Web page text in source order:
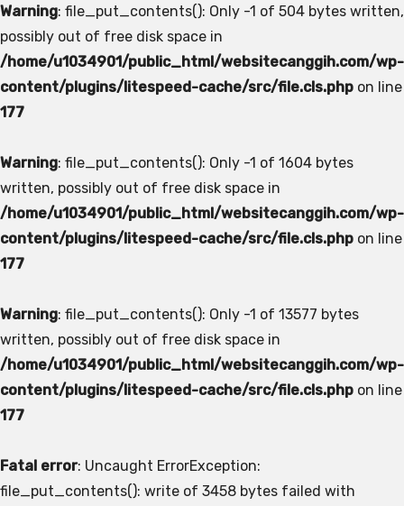
Warning: file_put_contents(): Only -1 of 504 bytes written,
possibly out of free disk space in
/home/u1034901/public_html/websitecanggih.com/wp-
content/plugins/litespeed-cache/src/file.cls.php on line
177
Warning: file_put_contents(): Only -1 of 1604 bytes
written, possibly out of free disk space in
/home/u1034901/public_html/websitecanggih.com/wp-
content/plugins/litespeed-cache/src/file.cls.php on line
177
Warning: file_put_contents(): Only -1 of 13577 bytes
written, possibly out of free disk space in
/home/u1034901/public_html/websitecanggih.com/wp-
content/plugins/litespeed-cache/src/file.cls.php on line
177
Fatal error: Uncaught ErrorException:
file_put_contents(): write of 3458 bytes failed with